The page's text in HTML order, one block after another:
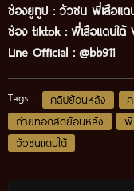
ช่องยูทูป : วัวชน พี่เสือแด
ช่อง tiktok : พี่เสือแดนใต้
Line Official : @bb911
Tags : คลิปย้อนหลัง
ถ่ายทอดสดย้อนหลัง
พี่
วัวชนแดนใต้